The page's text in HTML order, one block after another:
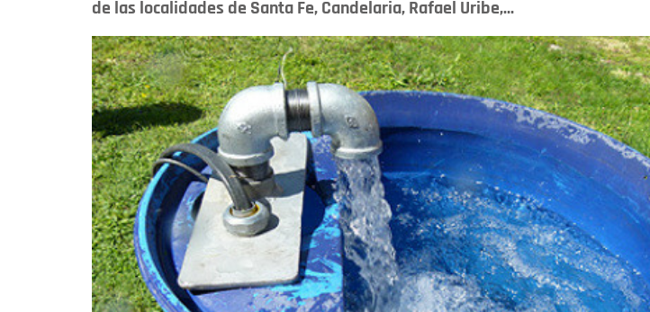
de las localidades de Santa Fe, Candelaria, Rafael Uribe,...